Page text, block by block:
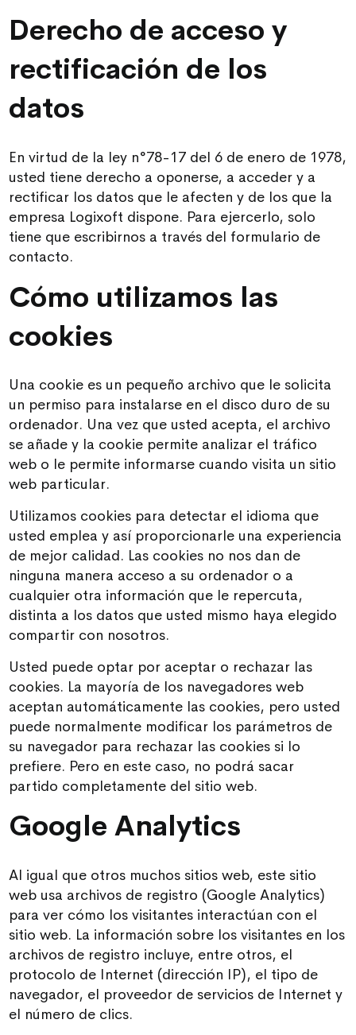
Derecho de acceso y
rectificación de los
datos
En virtud de la ley n°78-17 del 6 de enero de 1978,
usted tiene derecho a oponerse, a acceder y a
rectificar los datos que le afecten y de los que la
empresa Logixoft dispone. Para ejercerlo, solo
tiene que escribirnos a través del formulario de
contacto.
Cómo utilizamos las
cookies
Una cookie es un pequeño archivo que le solicita
un permiso para instalarse en el disco duro de su
ordenador. Una vez que usted acepta, el archivo
se añade y la cookie permite analizar el tráfico
web o le permite informarse cuando visita un sitio
web particular.
Utilizamos cookies para detectar el idioma que
usted emplea y así proporcionarle una experiencia
de mejor calidad. Las cookies no nos dan de
ninguna manera acceso a su ordenador o a
cualquier otra información que le repercuta,
distinta a los datos que usted mismo haya elegido
compartir con nosotros.
Usted puede optar por aceptar o rechazar las
cookies. La mayoría de los navegadores web
aceptan automáticamente las cookies, pero usted
puede normalmente modificar los parámetros de
su navegador para rechazar las cookies si lo
prefiere. Pero en este caso, no podrá sacar
partido completamente del sitio web.
Google Analytics
Al igual que otros muchos sitios web, este sitio
web usa archivos de registro (Google Analytics)
para ver cómo los visitantes interactúan con el
sitio web. La información sobre los visitantes en los
archivos de registro incluye, entre otros, el
protocolo de Internet (dirección IP), el tipo de
navegador, el proveedor de servicios de Internet y
el número de clics.